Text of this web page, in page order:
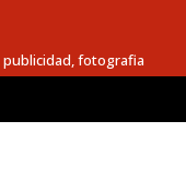
publicidad, fotografia